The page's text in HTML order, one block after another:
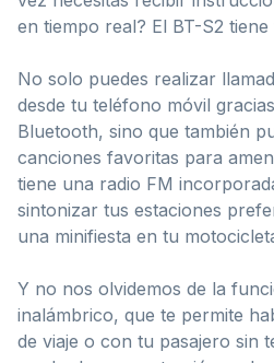
en tiempo real? El BT-S2
No solo puedes realizar
desde tu teléfono móvil
Bluetooth, sino que también
canciones favoritas para
tiene una radio FM
sintonizar tus estaciones
una minifiesta en tu
Y no nos olvidemos de la
inalámbrico, que te permite
de viaje o con tu pasajero sin